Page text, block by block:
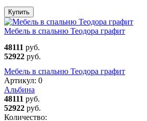
Купить
Мебель в спальню Теодора графит
48111 руб.
52922 руб.
Мебель в спальню Теодора графит
Артикул: 0
Альбина
48111 руб.
52922 руб.
Количество: